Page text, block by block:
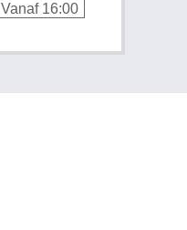
Vanaf 16:00